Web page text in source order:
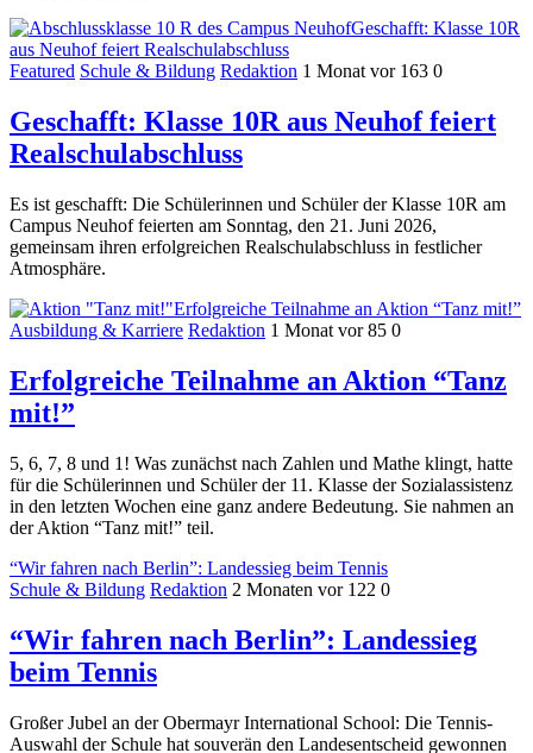
Geschafft: Klasse 10R
aus Neuhof feiert Realschulabschluss
Featured Schule & Bildung Redaktion 1 Monat vor 163 0
Geschafft: Klasse 10R aus Neuhof feiert
Realschulabschluss
Es ist geschafft: Die Schülerinnen und Schüler der Klasse 10R am
Campus Neuhof feierten am Sonntag, den 21. Juni 2026,
gemeinsam ihren erfolgreichen Realschulabschluss in festlicher
Atmosphäre.
Erfolgreiche Teilnahme an Aktion “Tanz mit!”
Ausbildung & Karriere Redaktion 1 Monat vor 85 0
Erfolgreiche Teilnahme an Aktion “Tanz
mit!”
5, 6, 7, 8 und 1! Was zunächst nach Zahlen und Mathe klingt, hatte
für die Schülerinnen und Schüler der 11. Klasse der Sozialassistenz
in den letzten Wochen eine ganz andere Bedeutung. Sie nahmen an
der Aktion “Tanz mit!” teil.
“Wir fahren nach Berlin”: Landessieg beim Tennis
Schule & Bildung Redaktion 2 Monaten vor 122 0
“Wir fahren nach Berlin”: Landessieg
beim Tennis
Großer Jubel an der Obermayr International School: Die Tennis-
Auswahl der Schule hat souverän den Landesentscheid gewonnen